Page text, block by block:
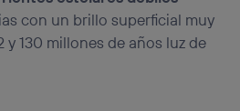
con un brillo superficial muy
130 millones de años luz de